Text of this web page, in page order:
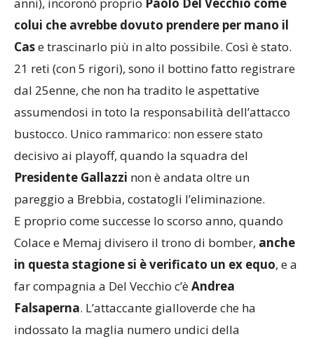
colui che avrebbe dovuto prendere per mano il
Case trascinarlo più in alto possibile. Così è stato.
21 reti (con 5 rigori), sono il bottino fatto registrare
dal 25enne, che non ha tradito le aspettative
assumendosi in toto la responsabilità dell’attacco
bustocco. Unico rammarico: non essere stato
decisivo ai playoff, quando la squadra del
Presidente Gallazzi non è andata oltre un
pareggio a Brebbia, costatogli l’eliminazione.
E proprio come successe lo scorso anno, quando
Colace e Memaj divisero il trono di bomber, anche
in questa stagione si è verificato un ex equo, e a
far compagnia a Del Vecchio c’èAndrea
Falsaperna. L’attaccante gialloverde che ha
indossato la maglia numero undici della